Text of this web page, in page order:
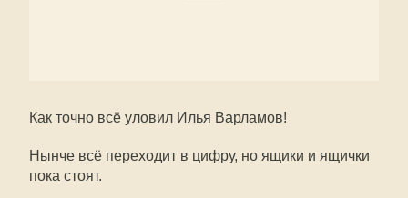
Как точно всё уловил Илья Варламов!
Нынче всё переходит в цифру, но ящики и ящички
пока стоят.